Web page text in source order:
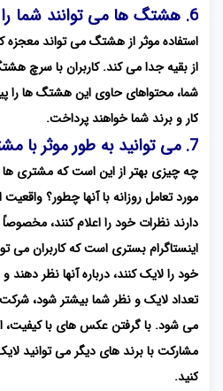
6. هشتگ ها می توانند شما را بهتر نشان دهند.
استفاده موثر از هشتگ می تواند
از بقیه جدا می کند. کاربران با سرچ
شما، محتواهای حاوی این هشتگ ها را
کار و برند شما خواهند پرداخت.
7. می توانید به طور موثر با مشتریان درگیر شوید.
چه چیزی بهتر از این است که مشتری ها
مورد تعامل روزانه با آنها چطور؟
دارند نظرات خود را اعلام کنند،
اینستاگرام بستری است که کاربران می
خود را لایک کنند، درباره آنها نظر
تعداد لایک و نظر شما بیشتر شود،
می شود. با گرفتن عکس های با
مشارکت با برند های دیگر می توانید
کنید.